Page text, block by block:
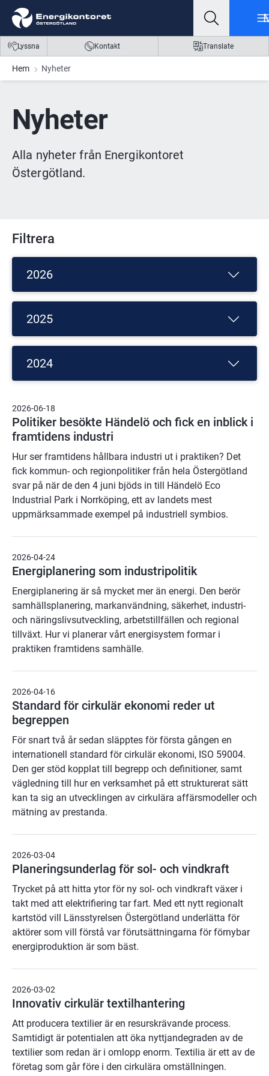
Gå till innehåll
Gå till meny
Gå till sidfot
Lyssna Kontakt Translate
Hem Nyheter
Nyheter
Alla nyheter från Energikontoret
Östergötland.
2026-06-18
Politiker besökte Händelö och fick en inblick i
framtidens industri
Hur ser framtidens hållbara industri ut i praktiken? Det
fick kommun- och regionpolitiker från hela Östergötland
svar på när de den 4 juni bjöds in till Händelö Eco
Industrial Park i Norrköping, ett av landets mest
uppmärksammade exempel på industriell symbios.
2026-04-24
Energiplanering som industripolitik
Energiplanering är så mycket mer än energi. Den berör
samhällsplanering, markanvändning, säkerhet, industri-
och näringslivsutveckling, arbetstillfällen och regional
tillväxt. Hur vi planerar vårt energisystem formar i
praktiken framtidens samhälle.
2026-04-16
Standard för cirkulär ekonomi reder ut
begreppen
För snart två år sedan släpptes för första gången en
internationell standard för cirkulär ekonomi, ISO 59004.
Den ger stöd kopplat till begrepp och definitioner, samt
vägledning till hur en verksamhet på ett strukturerat sätt
kan ta sig an utvecklingen av cirkulära affärsmodeller och
mätning av prestanda.
2026-03-04
Planeringsunderlag för sol- och vindkraft
Trycket på att hitta ytor för ny sol- och vindkraft växer i
takt med att elektrifiering tar fart. Med ett nytt regionalt
kartstöd vill Länsstyrelsen Östergötland underlätta för
aktörer som vill förstå var förutsättningarna för förnybar
energiproduktion är som bäst.
2026-03-02
Innovativ cirkulär textilhantering
Att producera textilier är en resurskrävande process.
Samtidigt är potentialen att öka nyttjandegraden av de
textilier som redan är i omlopp enorm. Textilia är ett av de
företag som går före i den cirkulära omställningen.
Filtrera
2026
2025
2024